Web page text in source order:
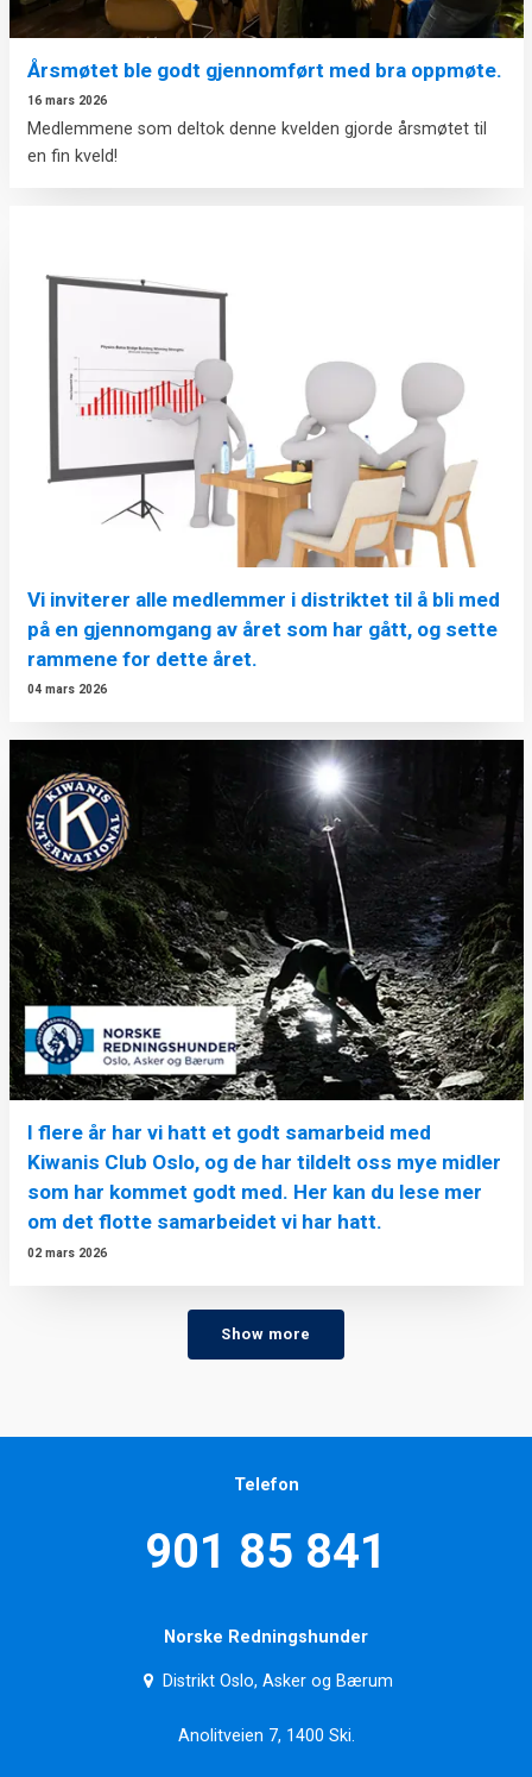
Årsmøtet ble godt gjennomført med bra oppmøte.
16 mars 2026
Medlemmene som deltok denne kvelden gjorde årsmøtet til
en fin kveld!
Vi inviterer alle medlemmer i distriktet til å bli med
på en gjennomgang av året som har gått, og sette
rammene for dette året.
04 mars 2026
I flere år har vi hatt et godt samarbeid med
Kiwanis Club Oslo, og de har tildelt oss mye midler
som har kommet godt med. Her kan du lese mer
om det flotte samarbeidet vi har hatt.
02 mars 2026
Show more
Telefon
901 85 841
Norske Redningshunder
Distrikt Oslo, Asker og Bærum
Anolitveien 7, 1400 Ski.